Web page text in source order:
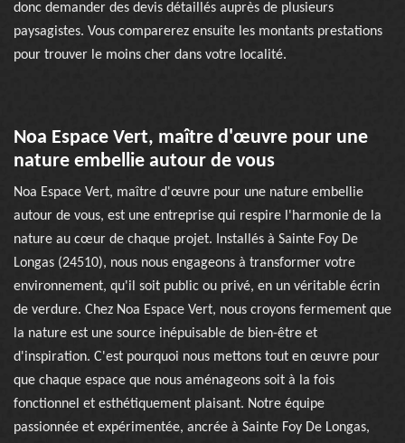
donc demander des devis détaillés auprès de plusieurs
paysagistes. Vous comparerez ensuite les montants prestations
pour trouver le moins cher dans votre localité.
Noa Espace Vert, maître d'œuvre pour une
nature embellie autour de vous
Noa Espace Vert, maître d'œuvre pour une nature embellie
autour de vous, est une entreprise qui respire l'harmonie de la
nature au cœur de chaque projet. Installés à Sainte Foy De
Longas (24510), nous nous engageons à transformer votre
environnement, qu'il soit public ou privé, en un véritable écrin
de verdure. Chez Noa Espace Vert, nous croyons fermement que
la nature est une source inépuisable de bien-être et
d'inspiration. C'est pourquoi nous mettons tout en œuvre pour
que chaque espace que nous aménageons soit à la fois
fonctionnel et esthétiquement plaisant. Notre équipe
passionnée et expérimentée, ancrée à Sainte Foy De Longas,